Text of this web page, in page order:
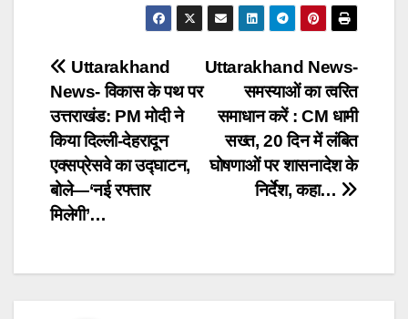
Post
navigation
Uttarakhand News-
समस्याओं का त्वरित
समाधान करें : CM धामी
सख्त, 20 दिन में लंबित
घोषणाओं पर शासनादेश के
निर्देश, कहा…
Uttarakhand
News- विकास के पथ पर
उत्तराखंड: PM मोदी ने
किया दिल्ली-देहरादून
एक्सप्रेसवे का उद्घाटन,
बोले—‘नई रफ्तार
मिलेगी’…